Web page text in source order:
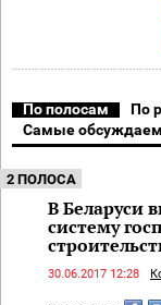
По полосам По
Самые
2 ПОЛОСА
В Беларуси
систему
30.06.2017 12:28